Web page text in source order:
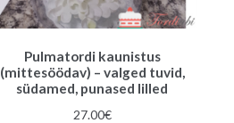
Pulmatordi kaunistus
(mittesöödav) – valged tuvid,
südamed, punased lilled
27.00€